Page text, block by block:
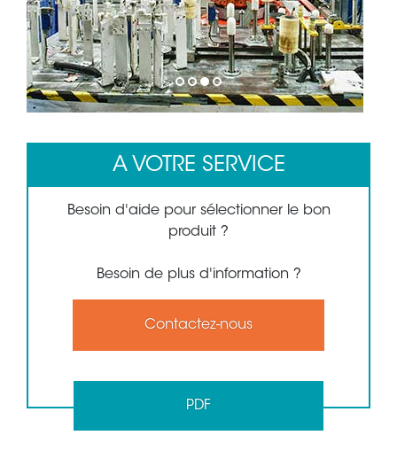
1 2 3 4
A VOTRE SERVICE
Besoin d'aide pour sélectionner le bon
produit ?
Besoin de plus d'information ?
Contactez-nous
PDF